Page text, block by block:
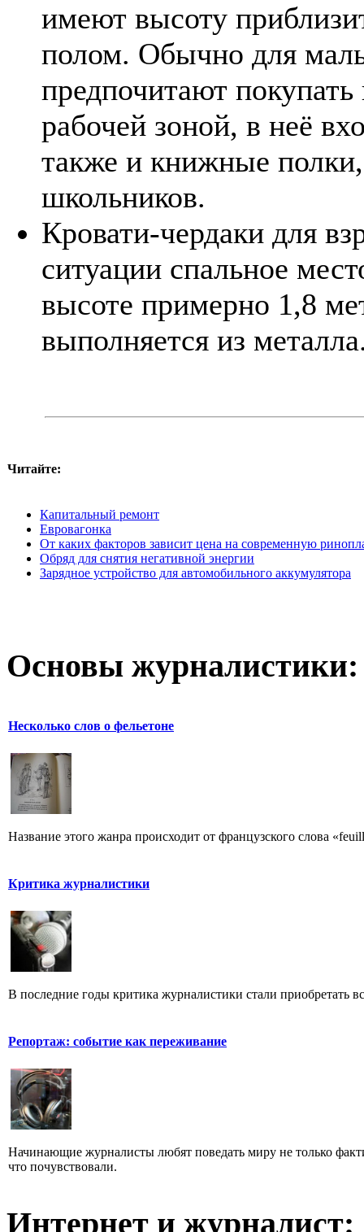
имеют высоту
полом. Обычно для
предпочитают
рабочей зоной, в неё
также и книжные
школьников.
Кровати-чердаки для
ситуации спальное
высоте примерно 1,8
выполняется из
Читайте:
Капитальный ремонт
Евровагонка
От каких факторов зависит цена на современную
Обряд для снятия негативной энергии
Зарядное устройство для автомобильного аккумулятора
Основы журналистики:
Несколько слов о фельетоне
Название этого жанра происходит от французского слова
Критика журналистики
В последние годы критика журналистики стали приобретать
Репортаж: событие как переживание
Начинающие журналисты любят поведать миру не только
что почувствовали.
Интернет и журналист: